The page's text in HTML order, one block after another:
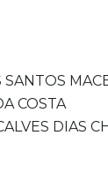
SANTOS
COSTA
DIAS